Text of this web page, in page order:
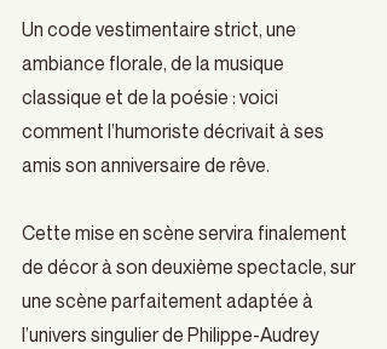
Un code vestimentaire strict, une
ambiance florale, de la musique
classique et de la poésie : voici
comment l’humoriste décrivait à ses
amis son anniversaire de rêve.
Cette mise en scène servira finalement
de décor à son deuxième spectacle, sur
une scène parfaitement adaptée à
l’univers singulier de Philippe-Audrey